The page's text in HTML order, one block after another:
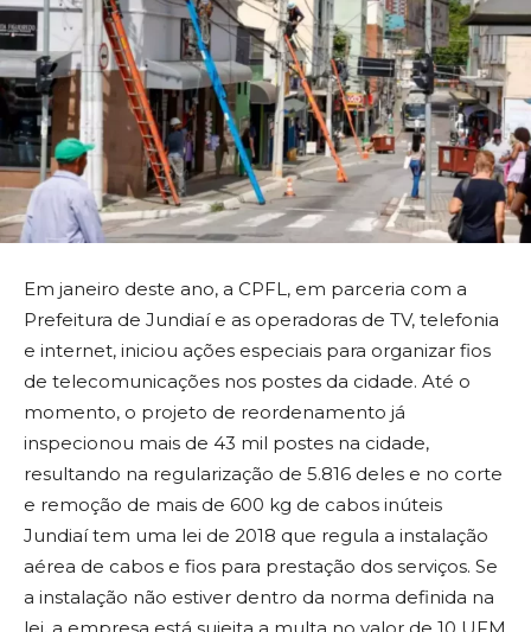
Em janeiro deste ano, a CPFL, em parceria com a
Prefeitura de Jundiaí e as operadoras de TV, telefonia
e internet, iniciou ações especiais para organizar fios
de telecomunicações nos postes da cidade. Até o
momento, o projeto de reordenamento já
inspecionou mais de 43 mil postes na cidade,
resultando na regularização de 5.816 deles e no corte
e remoção de mais de 600 kg de cabos inúteis
Jundiaí tem uma lei de 2018 que regula a instalação
aérea de cabos e fios para prestação dos serviços. Se
a instalação não estiver dentro da norma definida na